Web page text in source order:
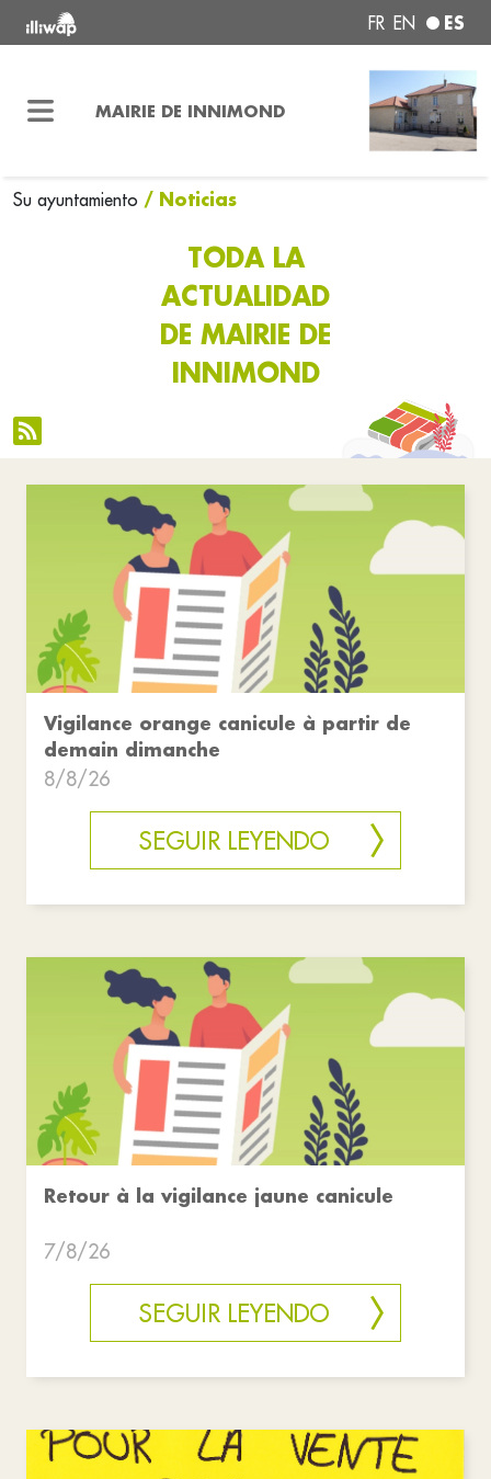
FR EN ES
MAIRIE DE INNIMOND
Su ayuntamiento / Noticias
TODA LA
ACTUALIDAD
DE MAIRIE DE
INNIMOND
Vigilance orange canicule à partir de
demain dimanche
8/8/26
SEGUIR LEYENDO
Retour à la vigilance jaune canicule
7/8/26
SEGUIR LEYENDO